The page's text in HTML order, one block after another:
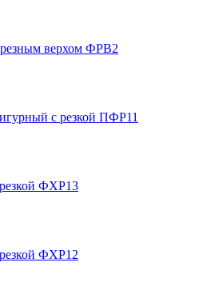
верхом ФРВ2
с резкой ПФР11
ФХР13
ФХР12